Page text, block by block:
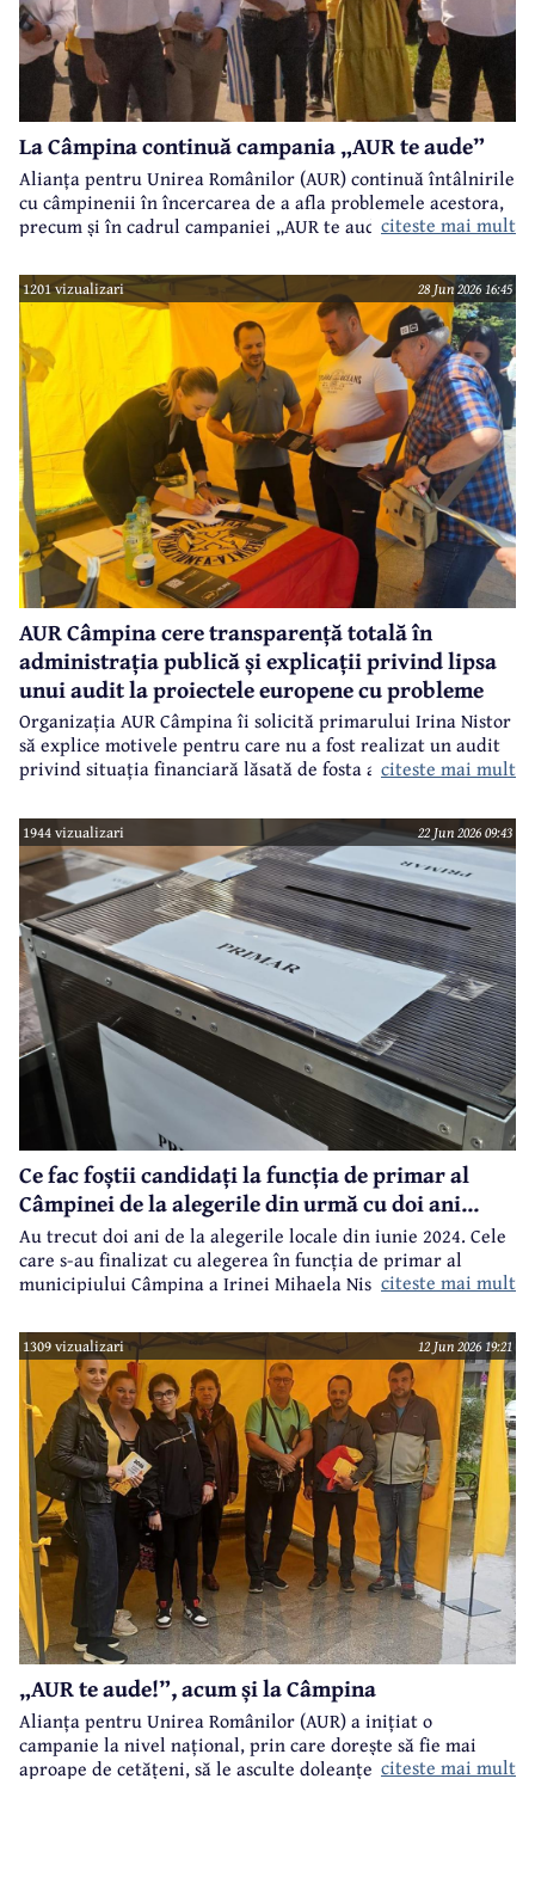
La Câmpina continuă campania „AUR te aude”
Alianța pentru Unirea Românilor (AUR) continuă întâlnirile
cu câmpinenii în încercarea de a afla problemele acestora,
precum și în cadrul campaniei „AUR te aude”.citeste mai mult
1201 vizualizari 28 Jun 2026 16:45
AUR Câmpina cere transparență totală în
administrația publică și explicații privind lipsa
unui audit la proiectele europene cu probleme
Organizația AUR Câmpina îi solicită primarului Irina Nistor
să explice motivele pentru care nu a fost realizat un audit
privind situația financiară lăsată de fosta administrație.
citeste mai mult
1944 vizualizari 22 Jun 2026 09:43
Ce fac foștii candidați la funcția de primar al
Câmpinei de la alegerile din urmă cu doi ani...
Au trecut doi ani de la alegerile locale din iunie 2024. Cele
care s-au finalizat cu alegerea în funcția de primar al
municipiului Câmpina a Irinei Mihaela Nistor, care l-a
Moldoveanu.
citeste mai mult
1309 vizualizari 12 Jun 2026 19:21
„AUR te aude!”, acum și la Câmpina
Alianța pentru Unirea Românilor (AUR) a inițiat o
campanie la nivel național, prin care dorește să fie mai
aproape de cetățeni, să le asculte doleanțele și problemele.
citeste mai mult